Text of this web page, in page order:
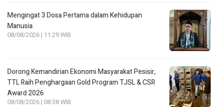
Mengingat 3 Dosa Pertama dalam Kehidupan
Manusia
08/08/2026 | 11:29 WIB
Dorong Kemandirian Ekonomi Masyarakat Pesisir,
TTL Raih Penghargaan Gold Program TJSL & CSR
Award 2026
08/08/2026 | 08:38 WIB